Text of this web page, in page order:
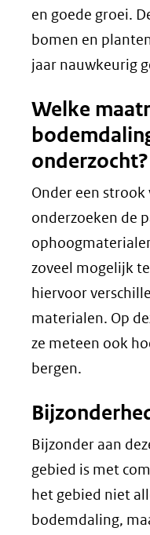
en goede groei.
bomen en
jaar nauwkeurig
Welke
onderzocht?
Onder een
onderzoeken de
zoveel mogelijk
hiervoor
materialen. Op
ze meteen ook
bergen.
Bijzonder aan
gebied is met
het gebied niet
bodemdaling,